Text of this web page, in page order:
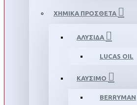
ΧΗΜΙΚΑ ΠΡΟΣΘΕΤΑ
ΑΛΥΣΙΔΑ
LUCAS OIL
ΚΑΥΣΙΜΟ
BERRYMAN